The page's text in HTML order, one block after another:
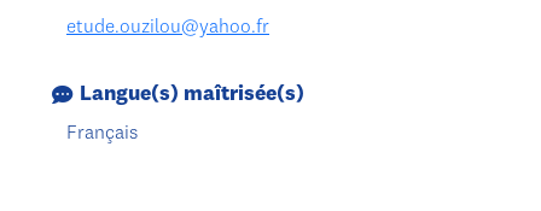
etude.ouzilou@yahoo.fr
Langue(s) maîtrisée(s)
Français